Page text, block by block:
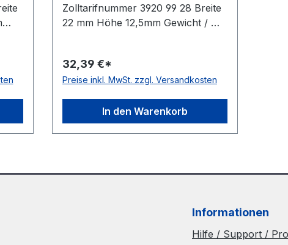
Zolltarifnummer 3920 99 28 Breite
22 mm Höhe 12,5mm Gewicht / m
nein Material Polyurethan Farbe
orange Rollenlänge 30,5m FDA-
Shorehärte 83° Shore A
32,39 €*
Preise inkl. MwSt. zzgl. Versandkosten
In den Warenkorb
Informationen
Hilfe / Support /